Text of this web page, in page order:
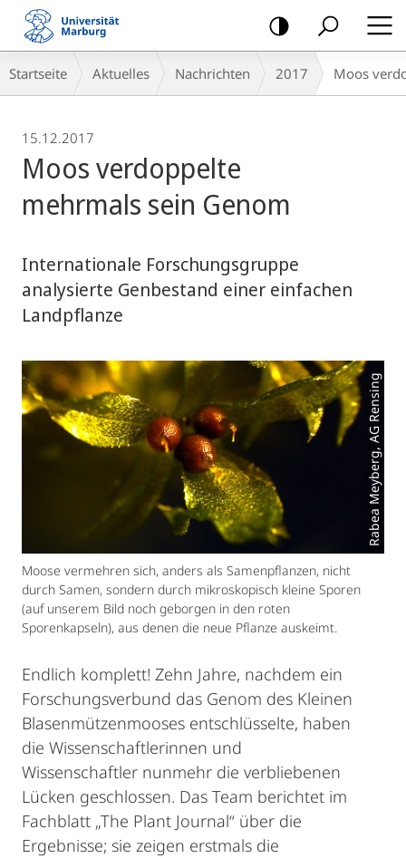
Mobile-
Navigation
Breadcrumb-
Navigation
Startseite Aktuelles Nachrichten 2017 Moos
15.12.2017
Moos verdoppelte
mehrmals sein Genom
Internationale Forschungsgruppe
analysierte Genbestand einer einfachen
Landpflanze
Rabea Meyberg, AG Rensing
Moose vermehren sich, anders als Samenpflanzen, nicht
durch Samen, sondern durch mikroskopisch kleine Sporen
(auf unserem Bild noch geborgen in den roten
Sporenkapseln), aus denen die neue Pflanze auskeimt.
Endlich komplett! Zehn Jahre, nachdem ein
Forschungsverbund das Genom des Kleinen
Blasenmützenmooses entschlüsselte, haben
die Wissenschaftlerinnen und
Wissenschaftler nunmehr die verbliebenen
Lücken geschlossen. Das Team berichtet im
Fachblatt „The Plant Journal“ über die
Ergebnisse; sie zeigen erstmals die